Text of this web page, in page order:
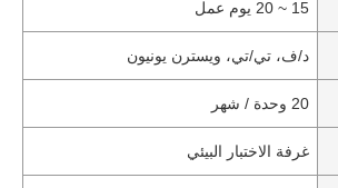
15 ~ 20 يوم عمل
د/ف، تي/تي، ويسترن يونيون
20 وحدة / شهر
غرفة الاختبار البيئي